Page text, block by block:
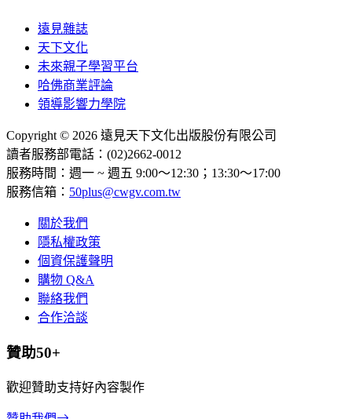
遠見雜誌
天下文化
未來親子學習平台
哈佛商業評論
領導影響力學院
Copyright © 2026 遠見天下文化出版股份有限公司
讀者服務部電話：(02)2662-0012
服務時間：週一 ~ 週五 9:00～12:30；13:30～17:00
服務信箱： 50plus@cwgv.com.tw
關於我們
隱私權政策
個資保護聲明
購物 Q&A
聯絡我們
合作洽談
贊助50+
歡迎贊助支持好內容製作